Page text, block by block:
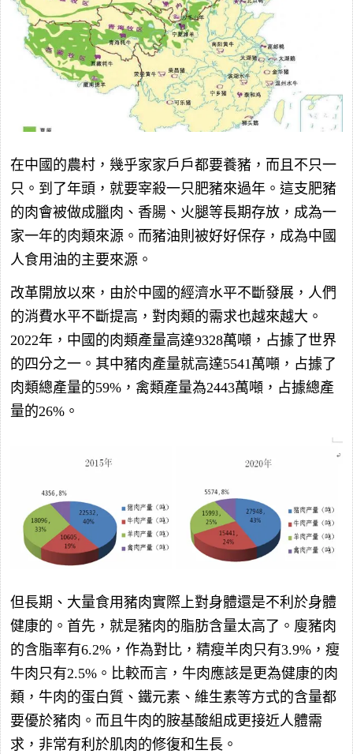
在中國的農村，幾乎家家戶戶都要養豬，而且不只一
只。到了年頭，就要宰殺一只肥豬來過年。這支肥豬
的肉會被做成臘肉、香腸、火腿等長期存放，成為一
家一年的肉類來源。而豬油則被好好保存，成為中國
人食用油的主要來源。
改革開放以來，由於中國的經濟水平不斷發展，人們
的消費水平不斷提高，對肉類的需求也越來越大。
2022年，中國的肉類產量高達9328萬噸，占據了世界
的四分之一。其中豬肉產量就高達5541萬噸，占據了
肉類總產量的59%，禽類產量為2443萬噸，占據總產
量的26%。
但長期、大量食用豬肉實際上對身體還是不利於身體
健康的。首先，就是豬肉的脂肪含量太高了。廋豬肉
的含脂率有6.2%，作為對比，精瘦羊肉只有3.9%，瘦
牛肉只有2.5%。比較而言，牛肉應該是更為健康的肉
類，牛肉的蛋白質、鐵元素、維生素等方式的含量都
要優於豬肉。而且牛肉的胺基酸組成更接近人體需
求，非常有利於肌肉的修復和生長。